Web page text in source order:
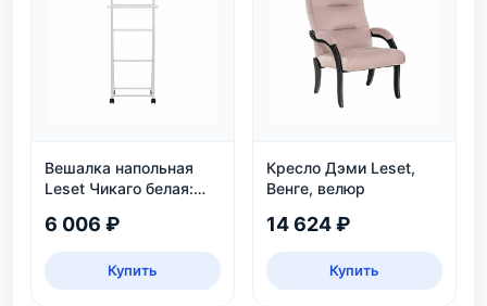
Вешалка напольная
Leset Чикаго белая:
нагрузка 30 кг
6 006 ₽
Купить
Кресло Дэми Leset,
Венге, велюр
14 624 ₽
Купить